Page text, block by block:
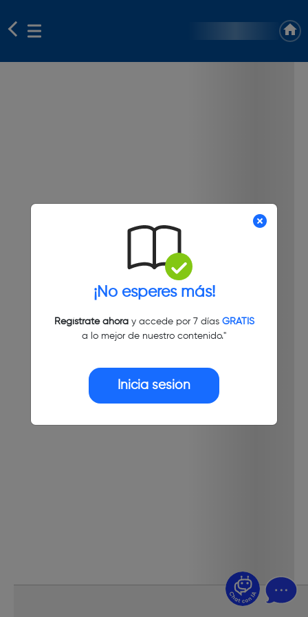
¡No esperes más!
Regístrate ahoray accede por 7 días GRATIS
a lo mejor de nuestro contenido."
Inicia sesión